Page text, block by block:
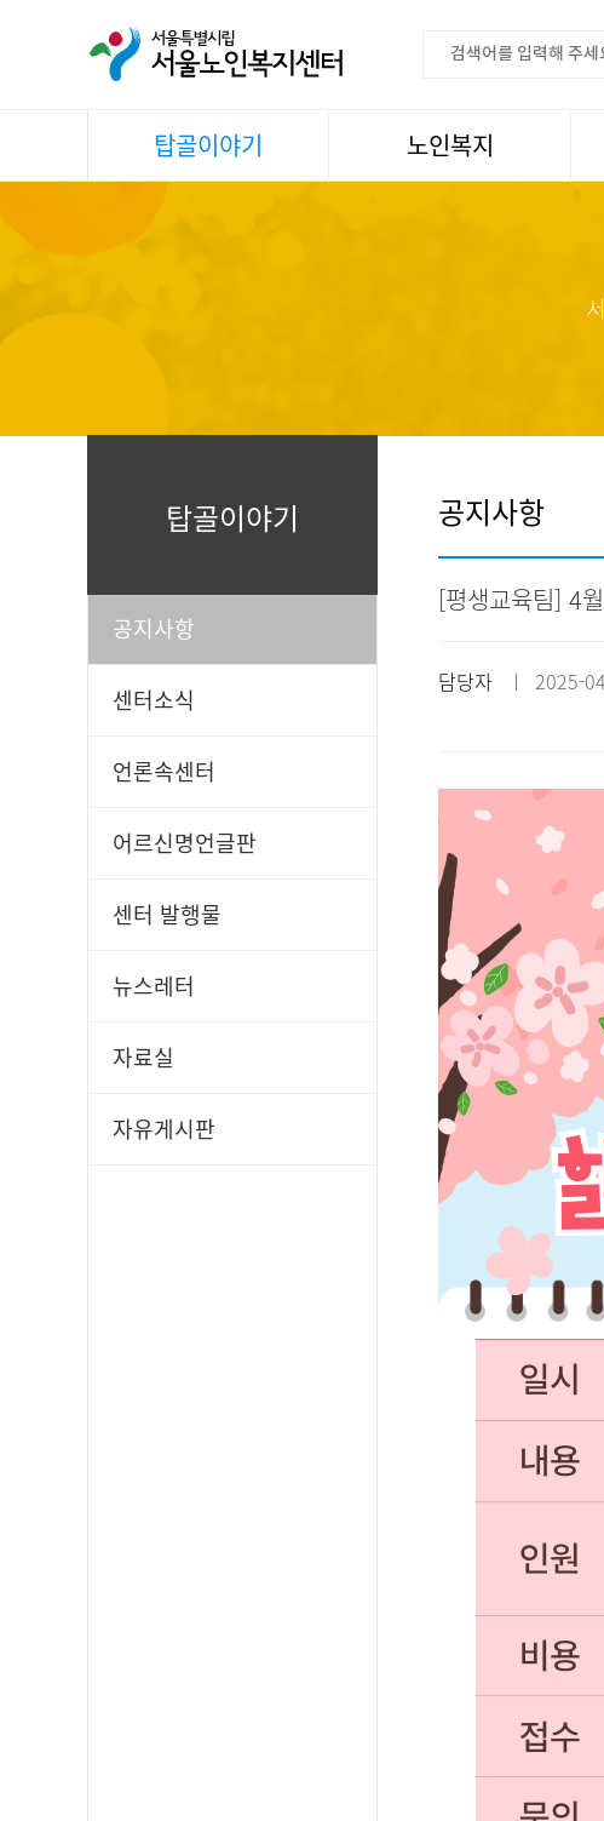
탑골이야기
자료실
노인복지
스마트복지사업
일과봉사
탑골이야기
공지사항
센터소식
언론속센터
어르신명언글판
센터 발행물
뉴스레터
자료실
자유게시판
공지사항
[평생교육팀] 4
담당자 ㅣ 2025-